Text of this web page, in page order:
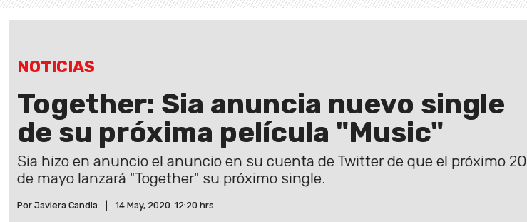
NOTICIAS
Together: Sia anuncia nuevo single
de su próxima película "Music"
Sia hizo en anuncio el anuncio en su cuenta de Twitter de que el próximo 20
de mayo lanzará "Together" su próximo single.
Por Javiera Candia 14 May, 2020. 12:20 hrs